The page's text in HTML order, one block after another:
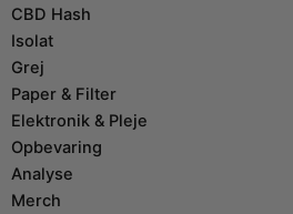
CBD Hash
Isolat
Grej
Paper & Filter
Elektronik & Pleje
Opbevaring
Analyse
Merch